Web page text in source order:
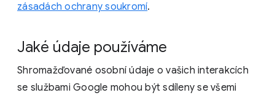
zásadách ochrany soukromí.
Jaké údaje používáme
Shromažďované osobní údaje o vašich interakcích
se službami Google mohou být sdíleny se všemi